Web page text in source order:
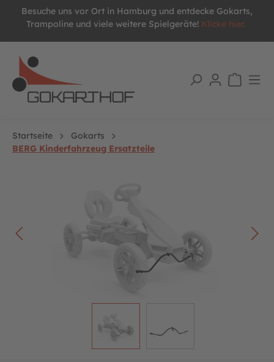
springen
Besuche uns vor Ort in Hamburg und entdecke Gokarts,
Trampoline und viele weitere Spielgeräte! Klicke hier.
Startseite
Gokarts
BERG Kinderfahrzeug Ersatzteile